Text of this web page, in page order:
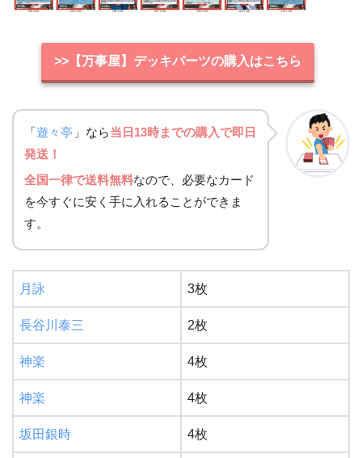
>>【万事屋】デッキパーツの購入はこちら
「遊々亭 」なら当日13時までの購入で即日
発送！
全国一律で送料無料なので、必要なカード
を今すぐに安く手に入れることができま
す。
月詠 3枚
長谷川泰三 2枚
神楽 4枚
神楽 4枚
坂田銀時 4枚